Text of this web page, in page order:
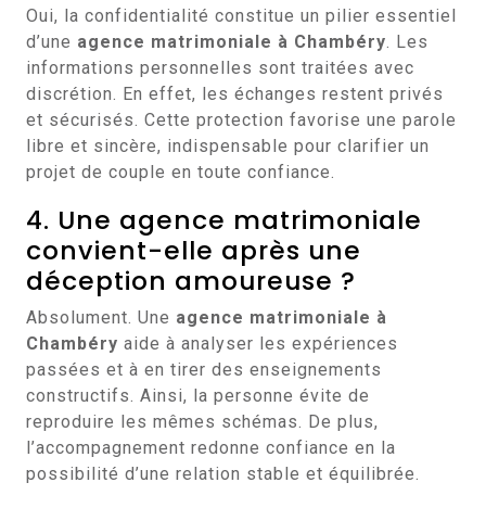
Oui, la confidentialité constitue un pilier essentiel
d’une agence matrimoniale à Chambéry. Les
informations personnelles sont traitées avec
discrétion. En effet, les échanges restent privés
et sécurisés. Cette protection favorise une parole
libre et sincère, indispensable pour clarifier un
projet de couple en toute confiance.
4. Une agence matrimoniale
convient-elle après une
déception amoureuse ?
Absolument. Une agence matrimoniale à
Chambéry aide à analyser les expériences
passées et à en tirer des enseignements
constructifs. Ainsi, la personne évite de
reproduire les mêmes schémas. De plus,
l’accompagnement redonne confiance en la
possibilité d’une relation stable et équilibrée.